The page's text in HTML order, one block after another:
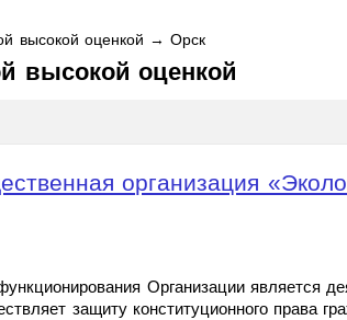
высокой оценкой → Орск
высокой оценкой
организация
Организации является
защиту конституционного права